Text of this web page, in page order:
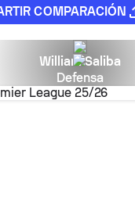
COMPARACIÓN
William Saliba
Defensa
League 25/26